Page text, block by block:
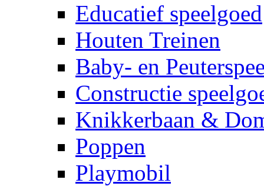
Educatief speelgoed
Houten Treinen
Baby- en
Constructie
Knikkerbaan &
Poppen
Playmobil